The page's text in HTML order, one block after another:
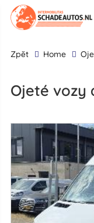
zpĕt Home
ojeté